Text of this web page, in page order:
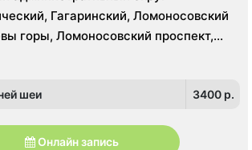
Гагаринский, Ломоносовский
горы, Ломоносовский проспект,
шеи 3400 p.
Онлайн запись